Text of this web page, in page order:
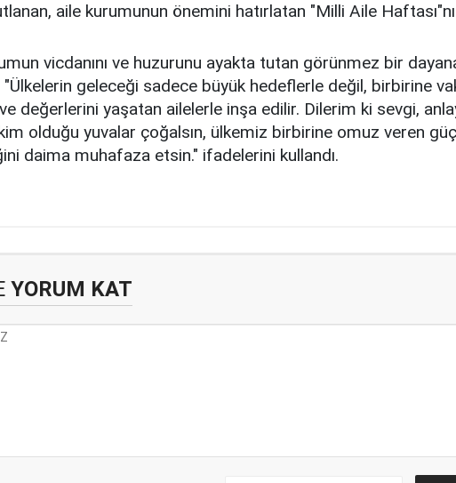
aile kurumunun önemini hatırlatan "Milli Aile
vicdanını ve huzurunu ayakta tutan görünmez bir
geleceği sadece büyük hedeflerle değil, birbirine
değerlerini yaşatan ailelerle inşa edilir. Dilerim ki sevgi,
olduğu yuvalar çoğalsın, ülkemiz birbirine omuz veren
daima muhafaza etsin." ifadelerini kullandı.
YORUM KAT